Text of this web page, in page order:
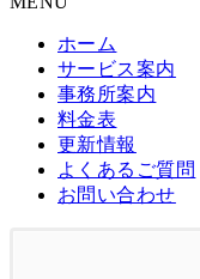
ホーム
サービス案内
事務所案内
料金表
更新情報
よくあるご質問
お問い合わせ